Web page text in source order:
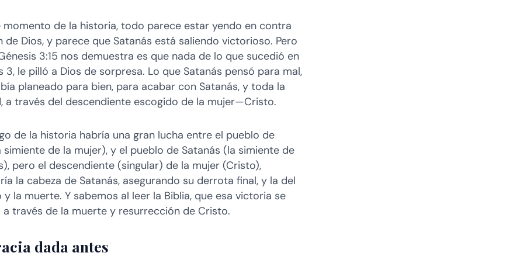
momento de la historia, todo parece estar yendo en contra
de Dios, y parece que Satanás está saliendo victorioso. Pero
3:15 nos demuestra es que nada de lo que sucedió en
3, le pilló a Dios de sorpresa. Lo que Satanás pensó para mal,
planeado para bien, para acabar con Satanás, y toda la
a través del descendiente escogido de la mujer—Cristo.
de la historia habría una gran lucha entre el pueblo de
simiente de la mujer), y el pueblo de Satanás (la simiente de
pero el descendiente (singular) de la mujer (Cristo),
la cabeza de Satanás, asegurando su derrota final, y la del
y la muerte. Y sabemos al leer la Biblia, que esa victoria se
a través de la muerte y resurrección de Cristo.
dada antes